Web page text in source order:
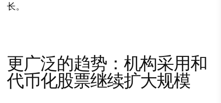
长。
更广泛的趋势：机构采用和
代币化股票继续扩大规模